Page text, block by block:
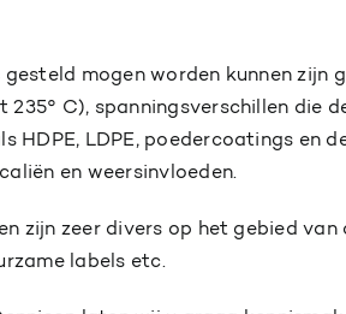
mogen worden kunnen zijn
C), spanningsverschillen die
HDPE, LDPE, poedercoatings en
en weersinvloeden.
zijn zeer divers op het gebied
labels etc.